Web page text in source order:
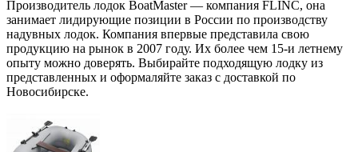
Производитель лодок BoatMaster — компания FLINC, она
занимает лидирующие позиции в России по производству
надувных лодок. Компания впервые представила свою
продукцию на рынок в 2007 году. Их более чем 15-и летнему
опыту можно доверять. Выбирайте подходящую лодку из
представленных и оформаляйте заказ с доставкой по
Новосибирске.